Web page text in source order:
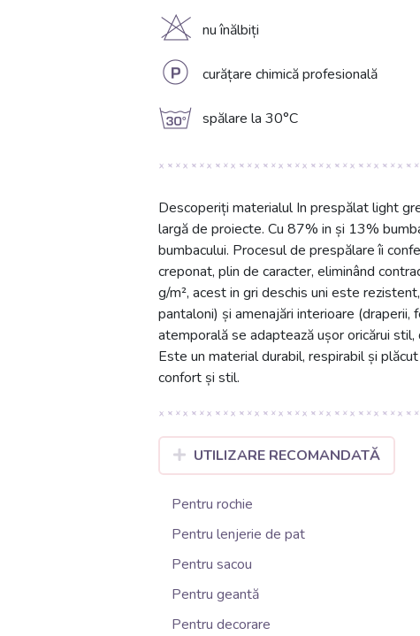
H nu înălbiți
L curățare chimică profesională
g spălare la 30°C
Descoperiți materialul In prespălat light
largă de proiecte. Cu 87% in și 13%
bumbacului. Procesul de prespălare îi
creponat, plin de caracter, eliminând
g/m², acest in gri deschis uni este
pantaloni) și amenajări interioare
atemporală se adaptează ușor oricărui
Este un material durabil, respirabil și
confort și stil.
UTILIZARE RECOMANDATĂ
Pentru rochie
Pentru lenjerie de pat
Pentru sacou
Pentru geantă
Pentru decorare